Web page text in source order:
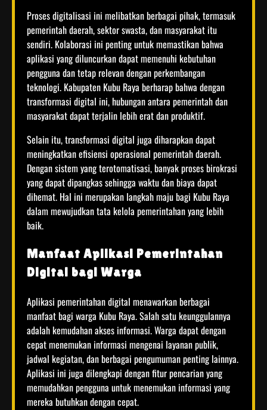
Proses digitalisasi ini melibatkan berbagai pihak, termasuk
pemerintah daerah, sektor swasta, dan masyarakat itu
sendiri. Kolaborasi ini penting untuk memastikan bahwa
aplikasi yang diluncurkan dapat memenuhi kebutuhan
pengguna dan tetap relevan dengan perkembangan
teknologi. Kabupaten Kubu Raya berharap bahwa dengan
transformasi digital ini, hubungan antara pemerintah dan
masyarakat dapat terjalin lebih erat dan produktif.
Selain itu, transformasi digital juga diharapkan dapat
meningkatkan efisiensi operasional pemerintah daerah.
Dengan sistem yang terotomatisasi, banyak proses birokrasi
yang dapat dipangkas sehingga waktu dan biaya dapat
dihemat. Hal ini merupakan langkah maju bagi Kubu Raya
dalam mewujudkan tata kelola pemerintahan yang lebih
baik.
Manfaat Aplikasi Pemerintahan
Digital bagi Warga
Aplikasi pemerintahan digital menawarkan berbagai
manfaat bagi warga Kubu Raya. Salah satu keunggulannya
adalah kemudahan akses informasi. Warga dapat dengan
cepat menemukan informasi mengenai layanan publik,
jadwal kegiatan, dan berbagai pengumuman penting lainnya.
Aplikasi ini juga dilengkapi dengan fitur pencarian yang
memudahkan pengguna untuk menemukan informasi yang
mereka butuhkan dengan cepat.